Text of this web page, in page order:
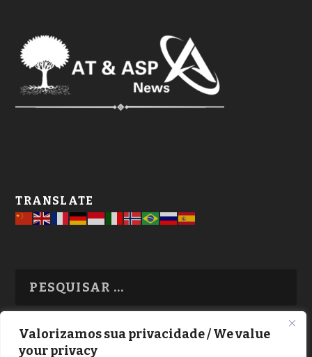
Valorizamos sua privacidade / We value
your privacy
TRANSLATE
TODAS OS ASSUNTOS